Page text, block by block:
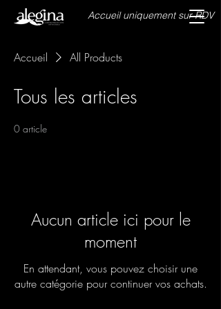
Accueil uniquement sur RDV
Accueil All Products
Tous les articles
0 article
Aucun article ici pour le
moment
En attendant, vous pouvez choisir une
autre catégorie pour continuer vos achats.